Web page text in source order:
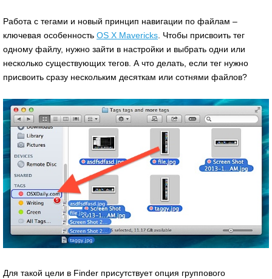
Работа с тегами и новый принцип навигации по файлам –
ключевая особенность OS X Mavericks . Чтобы присвоить тег
одному файлу, нужно зайти в настройки и выбрать одни или
несколько существующих тегов. А что делать, если тег нужно
присвоить сразу нескольким десяткам или сотнями файлов?
Для такой цели в Finder присутствует опция группового